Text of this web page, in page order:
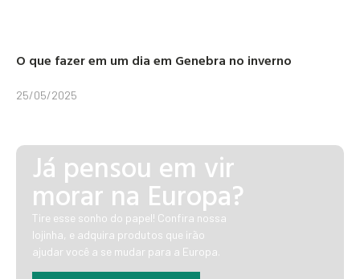
O que fazer em um dia em Genebra no inverno
25/05/2025
Já pensou em vir
morar na Europa?
Tire esse sonho do papel! Confira nossa
lojinha, e adquira produtos que irão
ajudar você a se mudar para a Europa.